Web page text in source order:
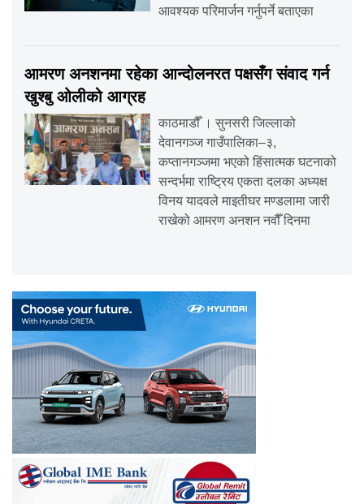
आवश्यक परिमार्जन गर्नुपर्ने बताएका
आमरण अनशनमा रहेका आन्दोलनरत पक्षसँग संवाद गर्न
खुश्बु ओलीको आग्रह
काठमाडौँ । सुनसरी जिल्लाको
देवानगञ्ज गाउँपालिका–३,
कप्तानगञ्जमा भएको हिंसात्मक घटनाको
सन्दर्भमा राष्ट्रिय एकता दलका अध्यक्ष
विनय यादवले माइतीघर मण्डलामा जारी
राखेको आमरण अनशन नवौँ दिनमा